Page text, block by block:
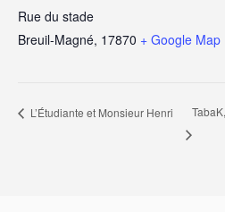
Rue du stade
Breuil-Magné, 17870 + Google Map
L’Étudiante et Monsieur Henri